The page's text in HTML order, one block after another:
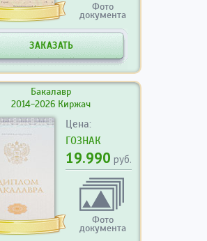
Фото
документа
ЗАКАЗАТЬ
Бакалавр
2014-2026 Киржач
Цена:
ГОЗНАК
19.990 руб.
Фото
документа